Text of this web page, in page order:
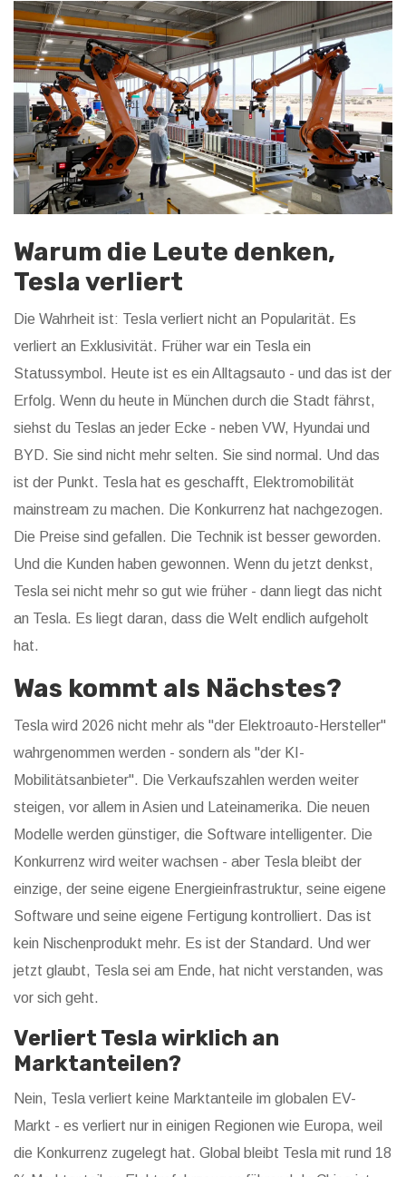
Warum die Leute denken,
Tesla verliert
Die Wahrheit ist: Tesla verliert nicht an Popularität. Es
verliert an Exklusivität. Früher war ein Tesla ein
Statussymbol. Heute ist es ein Alltagsauto - und das ist der
Erfolg. Wenn du heute in München durch die Stadt fährst,
siehst du Teslas an jeder Ecke - neben VW, Hyundai und
BYD. Sie sind nicht mehr selten. Sie sind normal. Und das
ist der Punkt. Tesla hat es geschafft, Elektromobilität
mainstream zu machen. Die Konkurrenz hat nachgezogen.
Die Preise sind gefallen. Die Technik ist besser geworden.
Und die Kunden haben gewonnen. Wenn du jetzt denkst,
Tesla sei nicht mehr so gut wie früher - dann liegt das nicht
an Tesla. Es liegt daran, dass die Welt endlich aufgeholt
hat.
Was kommt als Nächstes?
Tesla wird 2026 nicht mehr als "der Elektroauto-Hersteller"
wahrgenommen werden - sondern als "der KI-
Mobilitätsanbieter". Die Verkaufszahlen werden weiter
steigen, vor allem in Asien und Lateinamerika. Die neuen
Modelle werden günstiger, die Software intelligenter. Die
Konkurrenz wird weiter wachsen - aber Tesla bleibt der
einzige, der seine eigene Energieinfrastruktur, seine eigene
Software und seine eigene Fertigung kontrolliert. Das ist
kein Nischenprodukt mehr. Es ist der Standard. Und wer
jetzt glaubt, Tesla sei am Ende, hat nicht verstanden, was
vor sich geht.
Verliert Tesla wirklich an
Marktanteilen?
Nein, Tesla verliert keine Marktanteile im globalen EV-
Markt - es verliert nur in einigen Regionen wie Europa, weil
die Konkurrenz zugelegt hat. Global bleibt Tesla mit rund 18